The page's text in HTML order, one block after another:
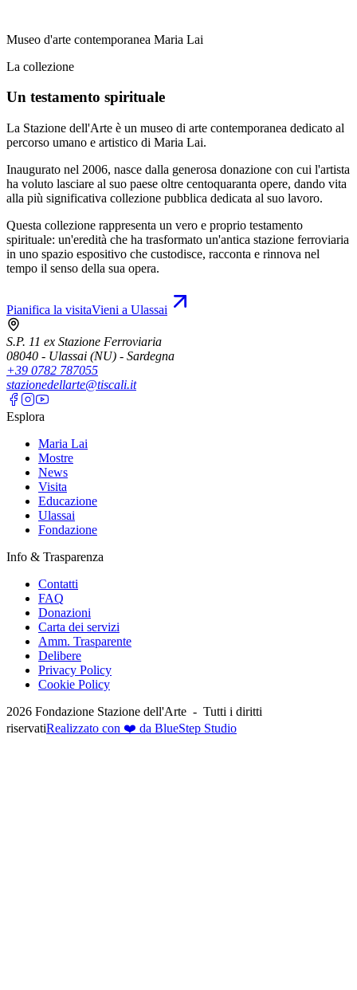
Museo d'arte contemporanea Maria Lai
La collezione
Un testamento spirituale
La Stazione dell'Arte è un museo di arte contemporanea dedicato al
percorso umano e artistico di Maria Lai.
Inaugurato nel 2006, nasce dalla generosa donazione con cui l'artista
ha voluto lasciare al suo paese oltre centoquaranta opere, dando vita
alla più significativa collezione pubblica dedicata al suo lavoro.
Questa collezione rappresenta un vero e proprio testamento
spirituale: un'eredità che ha trasformato un'antica stazione ferroviaria
in uno spazio espositivo che custodisce, racconta e rinnova nel
tempo il senso della sua opera.
Pianifica la visitaVieni a Ulassai
S.P. 11 ex Stazione Ferroviaria
08040 - Ulassai (NU) - Sardegna
+39 0782 787055
stazionedellarte@tiscali.it
Esplora
Maria Lai
Mostre
News
Visita
Educazione
Ulassai
Fondazione
Info & Trasparenza
Contatti
FAQ
Donazioni
Carta dei servizi
Amm. Trasparente
Delibere
Privacy Policy
Cookie Policy
2026 Fondazione Stazione dell'Arte - Tutti i diritti
riservatiRealizzato con ❤️ da BlueStep Studio